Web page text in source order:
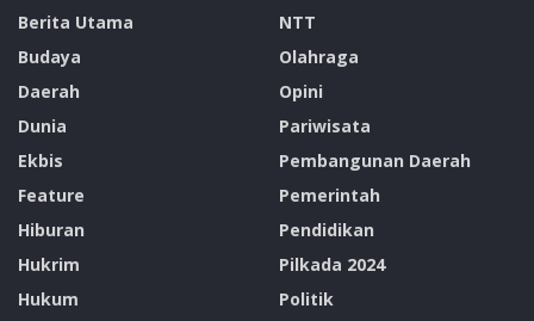
Berita Utama
Budaya
Daerah
Dunia
Ekbis
Feature
Hiburan
Hukrim
Hukum
NTT
Olahraga
Opini
Pariwisata
Pembangunan Daerah
Pemerintah
Pendidikan
Pilkada 2024
Politik